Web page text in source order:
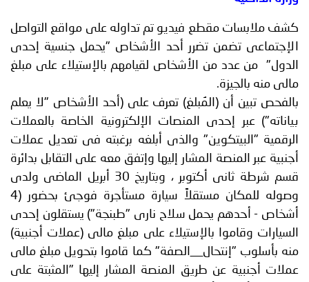
كشف ملابسات مقطع فيديو تم تداوله على مواقع التواصل
الإجتماعى تضمن تضرر أحد الأشخاص "يحمل جنسية إحدى
الدول" من عدد من الأشخاص لقيامهم بالإستيلاء على مبلغ
مالى منه بالجيزة.
بالفحص تبين أن (المُبلغ) تعرف على (أحد الأشخاص "لا يعلم
بياناته") عبر إحدى المنصات الإلكترونية الخاصة بالعملات
الرقمية "البيتكوين" والذى أبلغه برغبته فى تعديل عملات
أجنبية عبر المنصة المشار إليها وإتفق معه على التقابل بدائرة
قسم شرطة ثانى أكتوبر ، وبتاريخ 30 أبريل الماضى ولدى
وصوله للمكان مستقلاً سيارة مستأجرة فوجئ بحضور (4
أشخاص - أحدهم يحمل سلاح نارى "طبنجة") يستقلون إحدى
السيارات وقاموا بالإستيلاء على مبلغ مالى (عملات أجنبية)
منه بأسلوب "إنتحال__الصفة" كما قاموا بتحويل مبلغ مالى
عملات أجنبية عن طريق المنصة المشار إليها "المثبتة على